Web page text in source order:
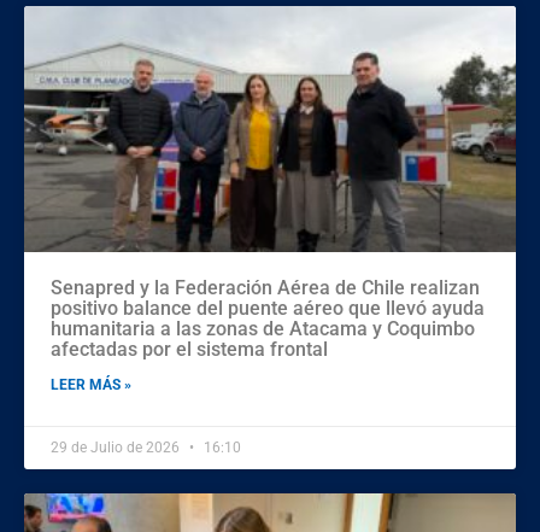
Senapred y la Federación Aérea de Chile realizan
positivo balance del puente aéreo que llevó ayuda
humanitaria a las zonas de Atacama y Coquimbo
afectadas por el sistema frontal
LEER MÁS »
29 de Julio de 2026 16:10